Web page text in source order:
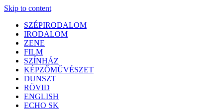
Skip to content
SZÉPIRODALOM
IRODALOM
ZENE
FILM
SZÍNHÁZ
KÉPZŐMŰVÉSZET
DUNSZT
RÖVID
ENGLISH
ECHO SK